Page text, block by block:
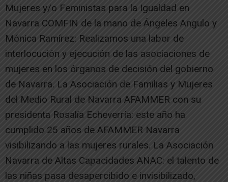
Mujeres y/o Feministas para la Igualdad en
Navarra COMFIN de la mano de Ángeles Angulo y
Mónica Ramírez: Realizamos una labor de
interlocución y ejecución de las asociaciones de
mujeres en los órganos de decisión del gobierno
de Navarra. La Asociación de Familias y Mujeres
del Medio Rural de Navarra AFAMMER con su
presidenta Rosalía Echeverría: este año ha
cumplido 25 años de AFAMMER Navarra
visibilizando a las mujeres rurales. La Asociación
Navarra de Altas Capacidades ANAC: el talento de
las niñas pasa desapercibido e invisibilizado,